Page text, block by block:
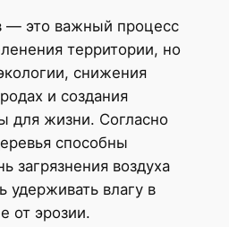
— это важный процесс
территории, но
снижения
и создания
для жизни. Согласно
способны
загрязнения воздуха
удерживать влагу в
от эрозии.